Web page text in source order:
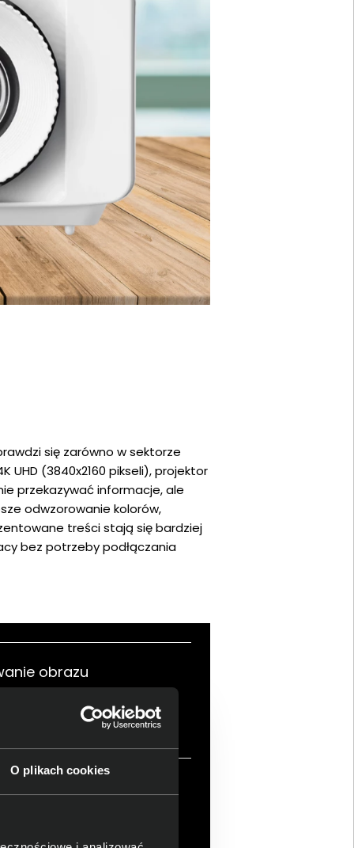
O plikach cookies
się zarówno w sektorze
UHD (3840x2160 pikseli), projektor
przekazywać informacje, ale
odwzorowanie kolorów,
treści stają się bardziej
bez potrzeby podłączania
obrazu